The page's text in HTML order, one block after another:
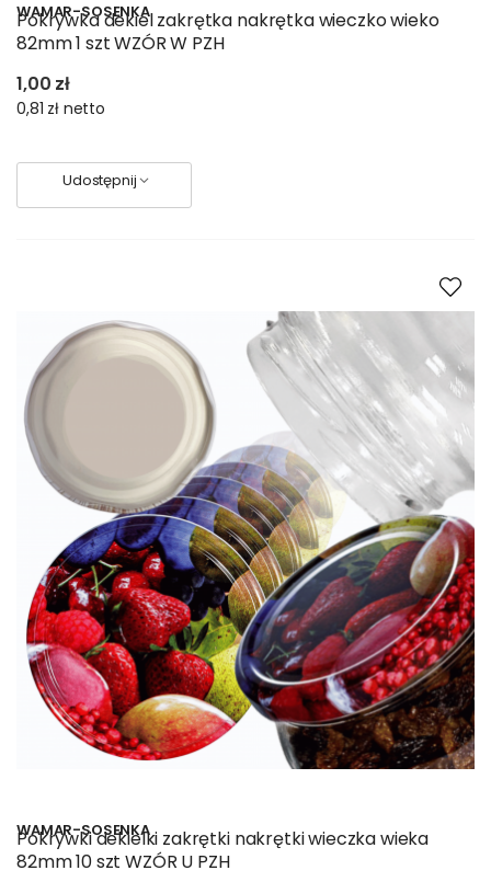
WAMAR-SOSENKA
Pokrywka dekiel zakrętka nakrętka wieczko wieko
82mm 1 szt WZÓR W PZH
1,00 zł
0,81 zł netto
Udostępnij
WAMAR-SOSENKA
Pokrywki dekielki zakrętki nakrętki wieczka wieka
82mm 10 szt WZÓR U PZH